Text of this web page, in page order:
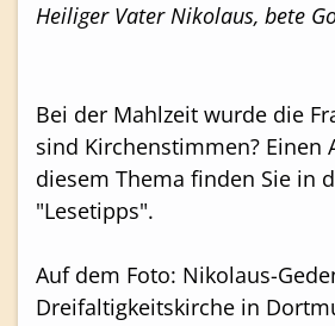
Heiliger Vater Nikolaus, bete
Bei der Mahlzeit wurde die
sind Kirchenstimmen? Einen
diesem Thema finden Sie in
"Lesetipps".
Auf dem Foto: Nikolaus-
Dreifaltigkeitskirche in